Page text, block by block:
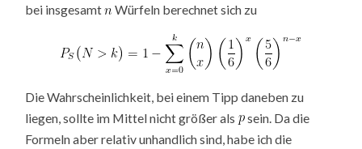
bei insgesamt
Würfeln berechnet sich zu
Die Wahrscheinlichkeit, bei einem Tipp daneben zu
liegen, sollte im Mittel nicht größer als
sein. Da die
Formeln aber relativ unhandlich sind, habe ich die